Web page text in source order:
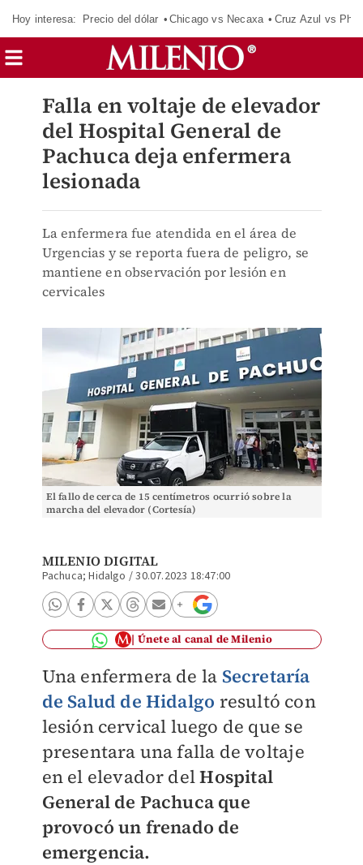
Hoy interesa: Precio del dólar Chicago vs Necaxa Cruz Azul vs
Falla en voltaje de elevador
del Hospital General de
Pachuca deja enfermera
lesionada
La enfermera fue atendida en el área de
Urgencias y se reporta fuera de peligro, se
mantiene en observación por lesión en
cervicales
El fallo de cerca de 15 centímetros ocurrió sobre la
marcha del elevador (Cortesía)
MILENIO DIGITAL
Pachuca; Hidalgo /30.07.2023 18:47:00
Únete al canal de Milenio
Una enfermera de la Secretaría
de Salud de Hidalgo resultó con
lesión cervical luego de que se
presentara una falla de voltaje
en el elevador delHospital
General de Pachuca que
provocó un frenado de
emergencia.